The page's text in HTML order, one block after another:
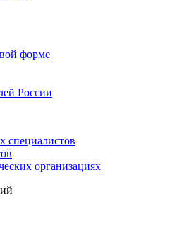
форме
России
специалистов
организациях